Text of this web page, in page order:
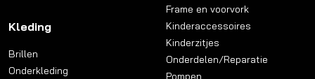
Kleding
Brillen
Onderkleding
Frame en voorvork
Kinderaccessoires
Kinderzitjes
Onderdelen/Reparatie
Pompen